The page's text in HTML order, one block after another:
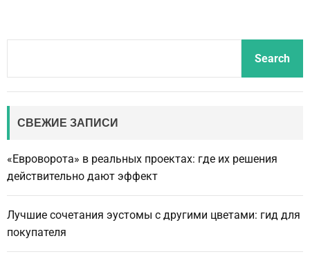
Search
СВЕЖИЕ ЗАПИСИ
«Евроворота» в реальных проектах: где их решения
действительно дают эффект
Лучшие сочетания эустомы с другими цветами: гид для
покупателя